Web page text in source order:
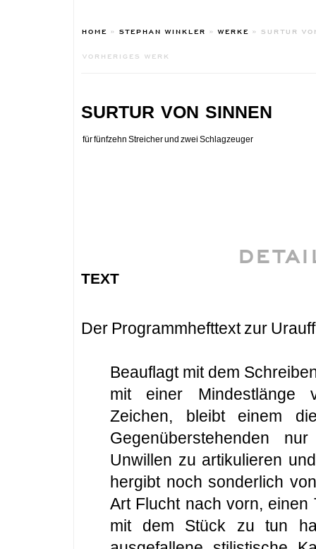
HOME » STEPHAN WINKLER »WERKE » SURTUR
VORHERIGES WERK
surtur von sinnen
für fünfzehn Streicher und zwei Schlagzeuger
text
Der Programmhefttext zur
Beauflagt mit dem
mit einer Mindestlänge
Zeichen, bleibt einem
Gegenüberstehenden
Unwillen zu artikulieren
hergibt noch sonderlich
Art Flucht nach vorn, einen
mit dem Stück zu tun